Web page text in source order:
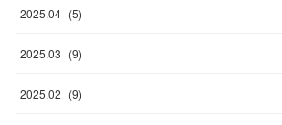
2025.04 (5)
2025.03 (9)
2025.02 (9)